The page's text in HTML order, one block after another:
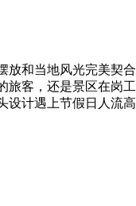
和当地风光完美契
客，还是景区在岗
计遇上节假日人流